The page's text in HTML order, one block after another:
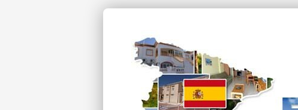
Перейти к основному содержанию